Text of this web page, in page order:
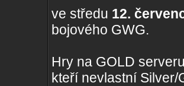
ve středu 12.
bojového GWG.
Hry na GOLD
kteří nevlastní Silver/